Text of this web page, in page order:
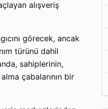
alışveriş
görecek, ancak
türünü dahil
sahiplerinin,
çabalarının bir